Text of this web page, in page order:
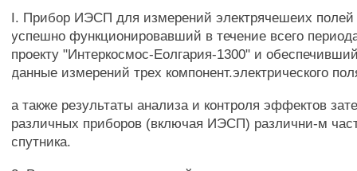
I. Прибор ИЭСП для измерений электрячешеих
успешно функционировавший в течение всего
проекту "Интеркосмос-Еолгария-1300" и
данные измерений трех компонент.электрического
а также результаты анализа и контроля эффектов
различных приборов (включая ИЭСП) различни-м
спутника.